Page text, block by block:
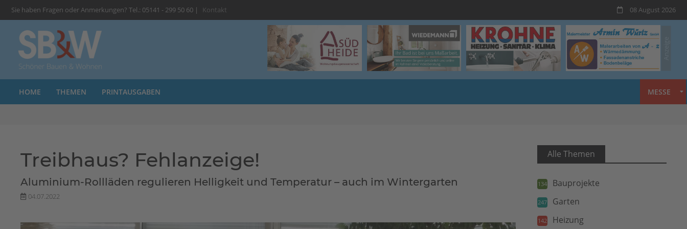
Sie haben Fragen oder Anmerkungen? Tel.: 05141 - 299 50 60 | Kontakt 08 August 2026
HOME THEMEN PRINTAUSGABEN MESSE
Treibhaus? Fehlanzeige!
Aluminium-Rollläden regulieren Helligkeit und Temperatur – auch im Wintergarten
04.07.2022
Alle Themen
134 Bauprojekte
247 Garten
142 Heizung